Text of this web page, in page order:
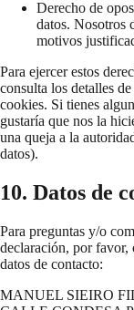
Derecho de
datos. Nosotros
motivos
Para ejercer estos
consulta los detalles
cookies. Si tienes
gustaría que nos la
una queja a la
datos).
10. Datos de
Para preguntas y/o
declaración, por favor,
datos de contacto:
MANUEL SIEIRO